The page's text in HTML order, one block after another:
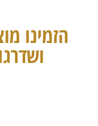
הזמינו